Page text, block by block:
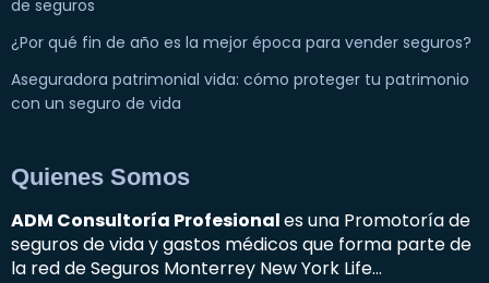
de seguros
¿Por qué fin de año es la mejor época para vender seguros?
Aseguradora patrimonial vida: cómo proteger tu patrimonio
con un seguro de vida
Quienes Somos
ADM Consultoría Profesionales una Promotoría de
seguros de vida y gastos médicos que forma parte de
la red de Seguros Monterrey New York Life…